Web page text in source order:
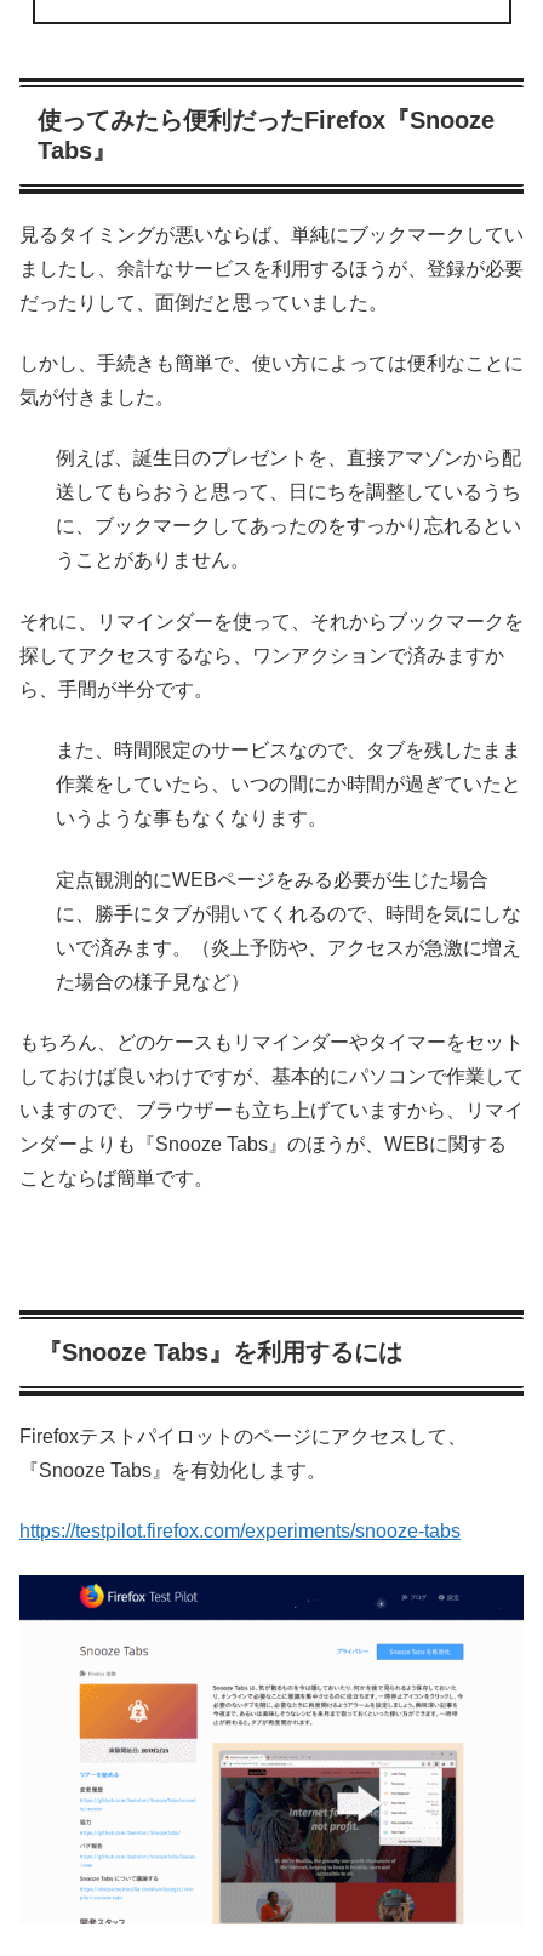
使ってみたら便利だったFirefox『Snooze
Tabs』
見るタイミングが悪いならば、単純にブックマークしてい
ましたし、余計なサービスを利用するほうが、登録が必要
だったりして、面倒だと思っていました。
しかし、手続きも簡単で、使い方によっては便利なことに
気が付きました。
例えば、誕生日のプレゼントを、直接アマゾンから配
送してもらおうと思って、日にちを調整しているうち
に、ブックマークしてあったのをすっかり忘れるとい
うことがありません。
それに、リマインダーを使って、それからブックマークを
探してアクセスするなら、ワンアクションで済みますか
ら、手間が半分です。
また、時間限定のサービスなので、タブを残したまま
作業をしていたら、いつの間にか時間が過ぎていたと
いうような事もなくなります。
定点観測的にWEBページをみる必要が生じた場合
に、勝手にタブが開いてくれるので、時間を気にしな
いで済みます。（炎上予防や、アクセスが急激に増え
た場合の様子見など）
もちろん、どのケースもリマインダーやタイマーをセット
しておけば良いわけですが、基本的にパソコンで作業して
いますので、ブラウザーも立ち上げていますから、リマイ
ンダーよりも『Snooze Tabs』のほうが、WEBに関する
ことならば簡単です。
『Snooze Tabs』を利用するには
Firefoxテストパイロットのページにアクセスして、
『Snooze Tabs』を有効化します。
https://testpilot.firefox.com/experiments/snooze-tabs